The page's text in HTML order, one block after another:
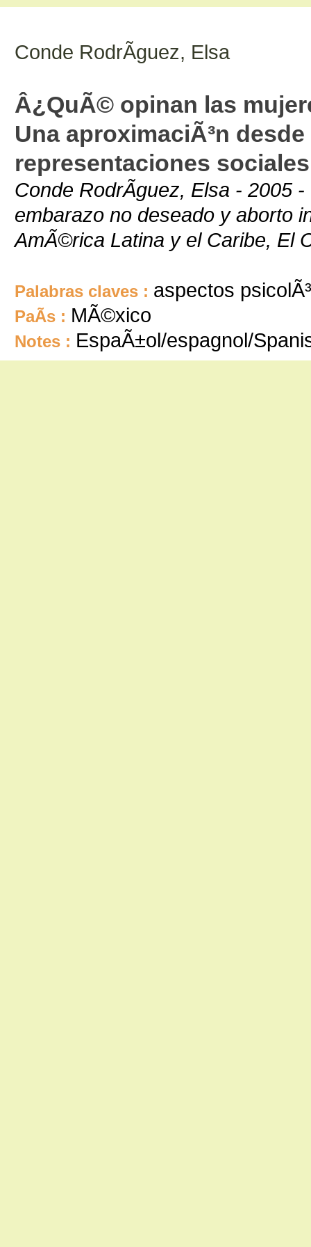
Conde RodrÃ­guez, Elsa
Â¿QuÃ© opinan las
Una aproximaciÃ³n
representaciones sociales
Conde RodrÃ­guez, Elsa - 2005
embarazo no deseado y aborto
AmÃ©rica Latina y el Caribe, El
Palabras claves : aspectos
PaÃ­s : MÃ©xico
Notes : EspaÃ±ol/espagnol/